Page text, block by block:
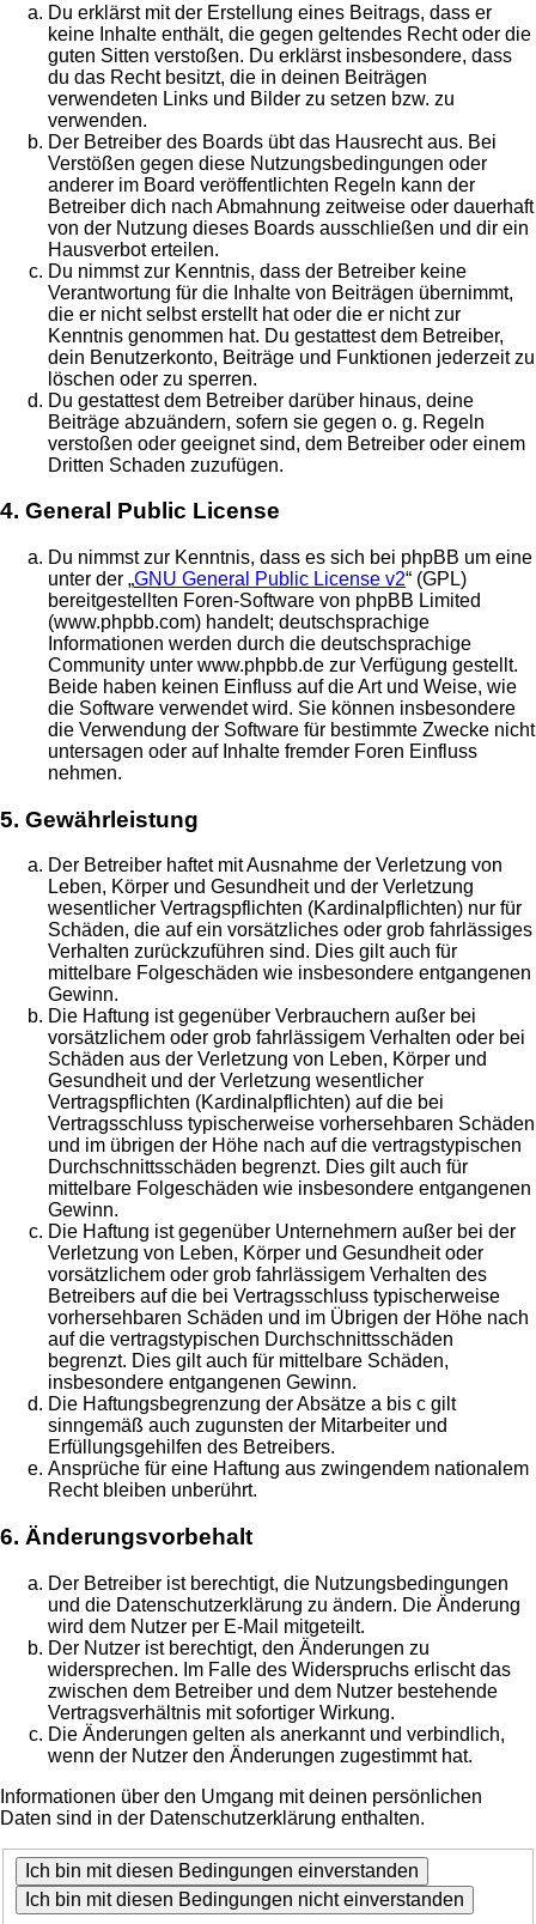
Du erklärst mit der Erstellung eines Beitrags, dass er
keine Inhalte enthält, die gegen geltendes Recht oder die
guten Sitten verstoßen. Du erklärst insbesondere, dass
du das Recht besitzt, die in deinen Beiträgen
verwendeten Links und Bilder zu setzen bzw. zu
verwenden.
Der Betreiber des Boards übt das Hausrecht aus. Bei
Verstößen gegen diese Nutzungsbedingungen oder
anderer im Board veröffentlichten Regeln kann der
Betreiber dich nach Abmahnung zeitweise oder dauerhaft
von der Nutzung dieses Boards ausschließen und dir ein
Hausverbot erteilen.
Du nimmst zur Kenntnis, dass der Betreiber keine
Verantwortung für die Inhalte von Beiträgen übernimmt,
die er nicht selbst erstellt hat oder die er nicht zur
Kenntnis genommen hat. Du gestattest dem Betreiber,
dein Benutzerkonto, Beiträge und Funktionen jederzeit zu
löschen oder zu sperren.
Du gestattest dem Betreiber darüber hinaus, deine
Beiträge abzuändern, sofern sie gegen o. g. Regeln
verstoßen oder geeignet sind, dem Betreiber oder einem
Dritten Schaden zuzufügen.
4. General Public License
Du nimmst zur Kenntnis, dass es sich bei phpBB um eine
unter der „GNU General Public License v2“ (GPL)
bereitgestellten Foren-Software von phpBB Limited
(www.phpbb.com) handelt; deutschsprachige
Informationen werden durch die deutschsprachige
Community unter www.phpbb.de zur Verfügung gestellt.
Beide haben keinen Einfluss auf die Art und Weise, wie
die Software verwendet wird. Sie können insbesondere
die Verwendung der Software für bestimmte Zwecke nicht
untersagen oder auf Inhalte fremder Foren Einfluss
nehmen.
5. Gewährleistung
Der Betreiber haftet mit Ausnahme der Verletzung von
Leben, Körper und Gesundheit und der Verletzung
wesentlicher Vertragspflichten (Kardinalpflichten) nur für
Schäden, die auf ein vorsätzliches oder grob fahrlässiges
Verhalten zurückzuführen sind. Dies gilt auch für
mittelbare Folgeschäden wie insbesondere entgangenen
Gewinn.
Die Haftung ist gegenüber Verbrauchern außer bei
vorsätzlichem oder grob fahrlässigem Verhalten oder bei
Schäden aus der Verletzung von Leben, Körper und
Gesundheit und der Verletzung wesentlicher
Vertragspflichten (Kardinalpflichten) auf die bei
Vertragsschluss typischerweise vorhersehbaren Schäden
und im übrigen der Höhe nach auf die vertragstypischen
Durchschnittsschäden begrenzt. Dies gilt auch für
mittelbare Folgeschäden wie insbesondere entgangenen
Gewinn.
Die Haftung ist gegenüber Unternehmern außer bei der
Verletzung von Leben, Körper und Gesundheit oder
vorsätzlichem oder grob fahrlässigem Verhalten des
Betreibers auf die bei Vertragsschluss typischerweise
vorhersehbaren Schäden und im Übrigen der Höhe nach
auf die vertragstypischen Durchschnittsschäden
begrenzt. Dies gilt auch für mittelbare Schäden,
insbesondere entgangenen Gewinn.
Die Haftungsbegrenzung der Absätze a bis c gilt
sinngemäß auch zugunsten der Mitarbeiter und
Erfüllungsgehilfen des Betreibers.
Ansprüche für eine Haftung aus zwingendem nationalem
Recht bleiben unberührt.
6. Änderungsvorbehalt
Der Betreiber ist berechtigt, die Nutzungsbedingungen
und die Datenschutzerklärung zu ändern. Die Änderung
wird dem Nutzer per E-Mail mitgeteilt.
Der Nutzer ist berechtigt, den Änderungen zu
widersprechen. Im Falle des Widerspruchs erlischt das
zwischen dem Betreiber und dem Nutzer bestehende
Vertragsverhältnis mit sofortiger Wirkung.
Die Änderungen gelten als anerkannt und verbindlich,
wenn der Nutzer den Änderungen zugestimmt hat.
Informationen über den Umgang mit deinen persönlichen
Daten sind in der Datenschutzerklärung enthalten.